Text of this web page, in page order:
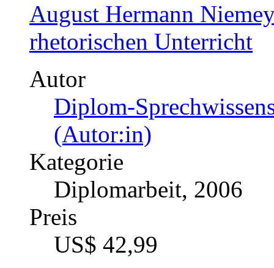
August Hermann
rhetorischen Unterricht
Autor
Diplom-
(Autor:in)
Kategorie
Diplomarbeit, 2006
Preis
US$ 42,99